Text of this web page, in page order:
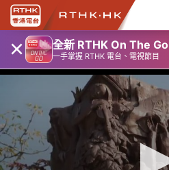
× 全新 RTHK On The Go
一手掌握 RTHK 電台、電視節目